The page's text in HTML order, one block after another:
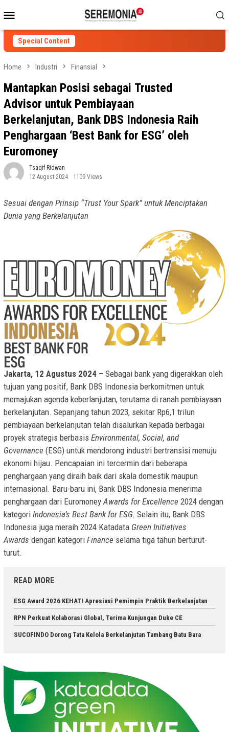
to
contentMenu
Special Content
Home Industri Finansial
Mantapkan Posisi sebagai Trusted
Advisor untuk Pembiayaan
Berkelanjutan, Bank DBS Indonesia Raih
Penghargaan ‘Best Bank for ESG’ oleh
Euromoney
Tsaqif Ridwan
12 August 2024
1109 Views
Sesuai dengan Prinsip “Trust Your Spark” untuk Menciptakan
Dunia yang Berkelanjutan
Jakarta, 12 Agustus 2024 – Sebagai bank yang digerakkan oleh
tujuan yang positif, Bank DBS Indonesia berkomitmen untuk
memajukan agenda keberlanjutan, terutama di ranah pembiayaan
berkelanjutan. Sepanjang tahun 2023, sekitar Rp6,1 trilun
pembiayaan berkelanjutan telah disalurkan kepada berbagai
proyek strategis berbasis Environmental, Social, and
Governance (ESG) untuk mendorong industri bertransisi menuju
ekonomi hijau. Pencapaian ini tercermin dari beberapa
penghargaan yang diraih baik dari skala domestik maupun
internasional. Baru-baru ini, Bank DBS Indonesia menerima
penghargaan dari EuromoneyAwards for Excellence 2024 dengan
kategori Indonesia’s Best Bank for ESG. Selain itu, Bank DBS
Indonesia juga meraih 2024 Katadata Green Initiatives
Awards dengan kategori Finance selama tiga tahun berturut-
turut.
READ MORE
ESG Award 2026 KEHATI Apresiasi Pemimpin Praktik Berkelanjutan
RPN Perkuat Kolaborasi Global, Terima Kunjungan Duke CE
SUCOFINDO Dorong Tata Kelola Berkelanjutan Tambang Batu Bara